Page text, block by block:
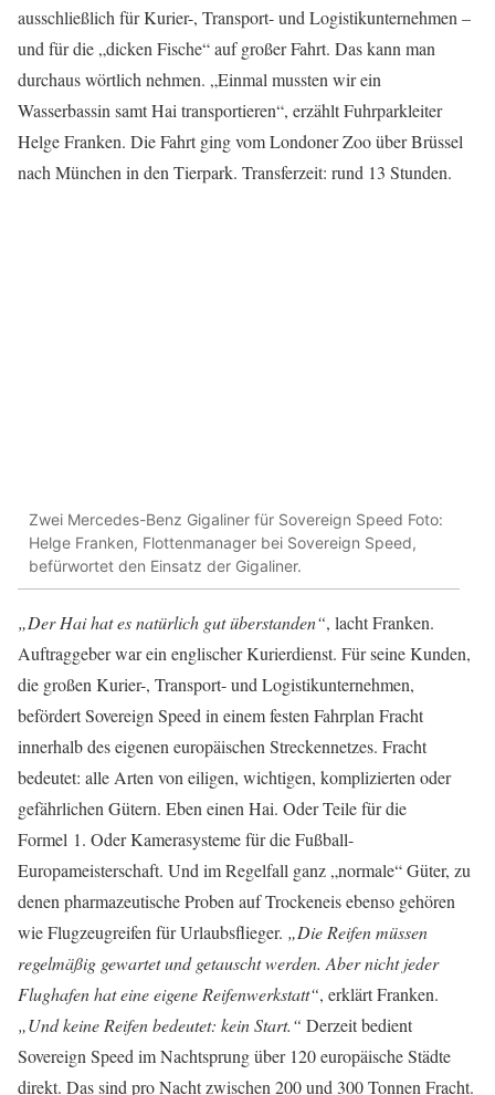
ausschließlich für Kurier-, Transport- und Logistikunternehmen –
und für die „dicken Fische“ auf großer Fahrt. Das kann man
durchaus wörtlich nehmen. „Einmal mussten wir ein
Wasserbassin samt Hai transportieren“, erzählt Fuhrparkleiter
Helge Franken. Die Fahrt ging vom Londoner Zoo über Brüssel
nach München in den Tierpark. Transferzeit: rund 13 Stunden.
Zwei Mercedes-Benz Gigaliner für Sovereign Speed Foto:
Helge Franken, Flottenmanager bei Sovereign Speed,
befürwortet den Einsatz der Gigaliner.
„Der Hai hat es natürlich gut überstanden“, lacht Franken.
Auftraggeber war ein englischer Kurierdienst. Für seine Kunden,
die großen Kurier-, Transport- und Logistikunternehmen,
befördert Sovereign Speed in einem festen Fahrplan Fracht
innerhalb des eigenen europäischen Streckennetzes. Fracht
bedeutet: alle Arten von eiligen, wichtigen, komplizierten oder
gefährlichen Gütern. Eben einen Hai. Oder Teile für die
Formel 1. Oder Kamerasysteme für die Fußball-
Europameisterschaft. Und im Regelfall ganz „normale“ Güter, zu
denen pharmazeutische Proben auf Trockeneis ebenso gehören
wie Flugzeugreifen für Urlaubsflieger. „Die Reifen müssen
regelmäßig gewartet und getauscht werden. Aber nicht jeder
Flughafen hat eine eigene Reifenwerkstatt“, erklärt Franken.
„Und keine Reifen bedeutet: kein Start.“ Derzeit bedient
Sovereign Speed im Nachtsprung über 120 europäische Städte
direkt. Das sind pro Nacht zwischen 200 und 300 Tonnen Fracht.